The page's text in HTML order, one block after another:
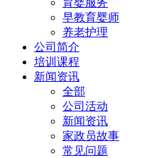
育婴服务
早教育婴师
养老护理
公司简介
培训课程
新闻资讯
全部
公司活动
新闻资讯
家政员故事
常见问题